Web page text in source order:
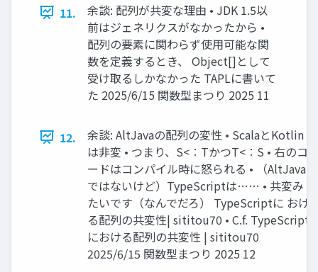
11.
余談: 配列が共変な理由 • JDK 1.5以
前はジェネリクスがなかったから •
配列の要素に関わらず使用可能な関
数を定義するとき、 Object[]として
受け取るしかなかった TAPLに書いて
た 2025/6/15 関数型まつり 2025 11
12.
余談: AltJavaの配列の変性 • ScalaとKotlin
は非変 • つまり、S<∶TかつT<∶S • 右のコ
ードはコンパイル時に怒られる • （AltJava
ではないけど）TypeScriptは…… • 共変み
たいです（なんでだろ） TypeScriptに おけ
る配列の共変性| sititou70 • C.f. TypeScript
における配列の共変性 | sititou70
2025/6/15 関数型まつり 2025 12